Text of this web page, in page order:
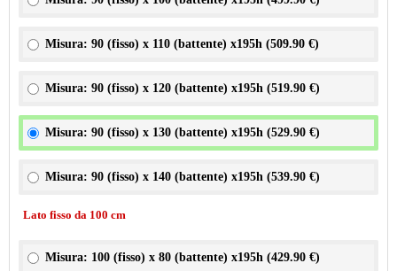
Misura: 90 (fisso) x 110 (battente) x195h (509.90 €)
Misura: 90 (fisso) x 120 (battente) x195h (519.90 €)
Misura: 90 (fisso) x 130 (battente) x195h (529.90 €)
Misura: 90 (fisso) x 140 (battente) x195h (539.90 €)
Lato fisso da 100 cm
Misura: 100 (fisso) x 80 (battente) x195h (429.90 €)